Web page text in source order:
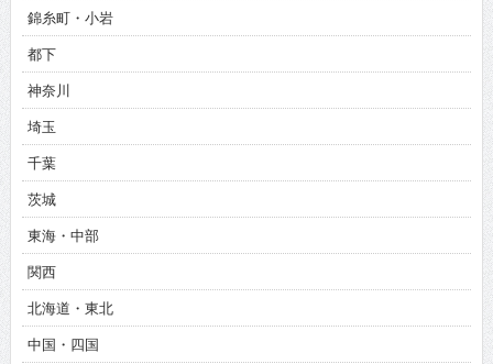
錦糸町・小岩
都下
神奈川
埼玉
千葉
茨城
東海・中部
関西
北海道・東北
中国・四国